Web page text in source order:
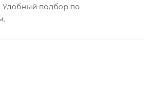
Удобный подбор по